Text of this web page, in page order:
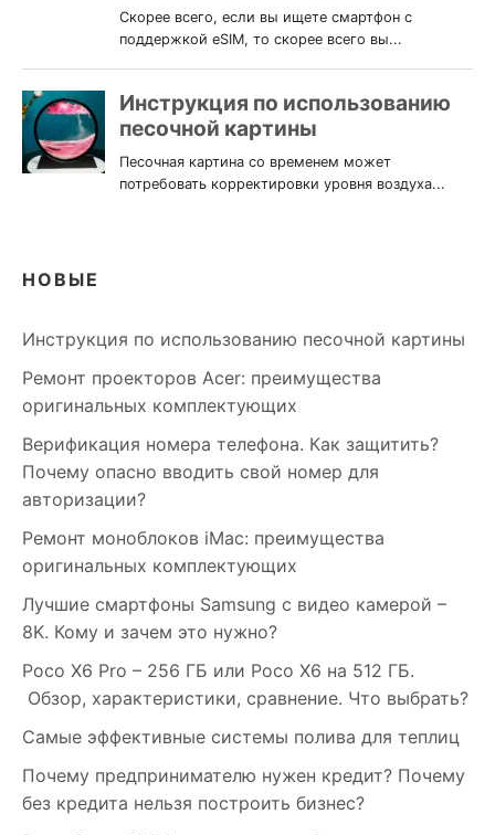
НОВЫЕ
Инструкция по использованию песочной картины
Ремонт проекторов Acer: преимущества
оригинальных комплектующих
Верификация номера телефона. Как защитить?
Почему опасно вводить свой номер для
авторизации?
Ремонт моноблоков iMac: преимущества
оригинальных комплектующих
Лучшие смартфоны Samsung c видео камерой –
8K. Кому и зачем это нужно?
Poco X6 Pro – 256 ГБ или Poco X6 на 512 ГБ.
Обзор, характеристики, сравнение. Что выбрать?
Самые эффективные системы полива для теплиц
Почему предпринимателю нужен кредит? Почему
без кредита нельзя построить бизнес?